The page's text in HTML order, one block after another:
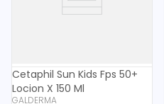
Cetaphil Sun Kids Fps 50+
Locion X 150 Ml
GALDERMA